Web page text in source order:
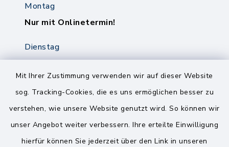
Mit Ihrer Zustimmung verwenden wir auf dieser Website
sog. Tracking-Cookies, die es uns ermöglichen besser zu
verstehen, wie unsere Website genutzt wird. So können wir
unser Angebot weiter verbessern. Ihre erteilte Einwilligung
hierfür können Sie jederzeit über den Link in unseren
Montag
Nur mit Onlinetermin!
Dienstag
8.00-12.00 Uhr
14.00-18.00 Uhr
Freitag